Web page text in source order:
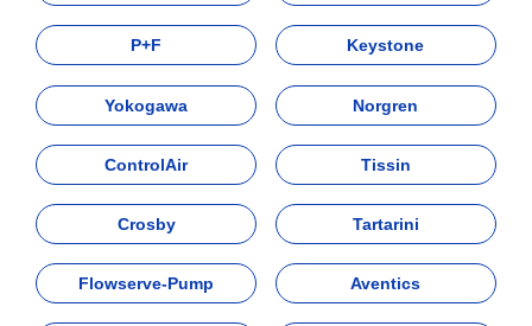
P+F Keystone
Yokogawa Norgren
ControlAir Tissin
Crosby Tartarini
Flowserve-Pump Aventics